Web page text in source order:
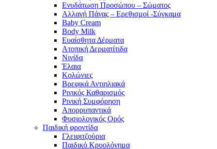
Ενυδάτωση Προσώπου – Σώματος
Αλλαγή Πάνας – Ερεθισμοί -Σύγκαμα
Baby Cream
Body Milk
Ευαίσθητα Δέρματα
Ατοπική Δερματίτιδα
Νινίδα
Έλαια
Κολώνιες
Βρεφικά Αντιηλιακά
Ρινικός Καθαρισμός
Ρινική Συμφόρηση
Απορρυπαντικά
Φυσιολογικός Ορός
Παιδική φροντίδα
Γλειφιτζούρια
Παιδικό Κρυολόγημα